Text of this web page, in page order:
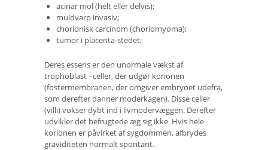
acinar mol (helt eller delvis);
muldvarp invasiv;
chorionisk carcinom (choriomyoma);
tumor i placenta-stedet;
Deres essens er den unormale vækst af
trophoblast - celler, der udgør korionen
(fostermembranen, der omgiver embryoet udefra,
som derefter danner moderkagen). Disse celler
(villi) vokser dybt ind i livmodervæggen. Derefter
udvikler det befrugtede æg sig ikke. Hvis hele
korionen er påvirket af sygdommen, afbrydes
graviditeten normalt spontant.